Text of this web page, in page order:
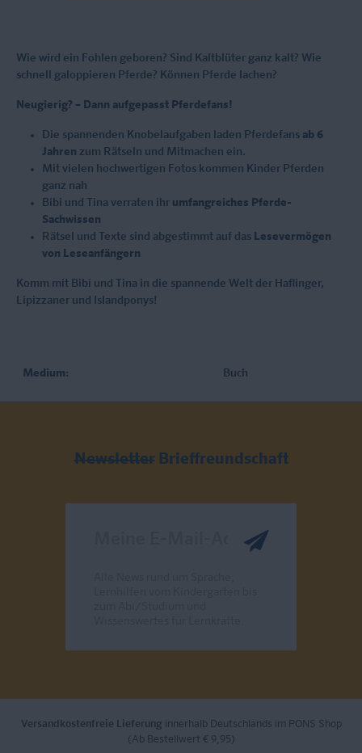
Wie wird ein Fohlen geboren? Sind Kaltblüter ganz kalt? Wie
schnell galoppieren Pferde? Können Pferde lachen?
Neugierig? – Dann aufgepasst Pferdefans!
Die spannenden Knobelaufgaben laden Pferdefans ab 6
Jahren zum Rätseln und Mitmachen ein.
Mit vielen hochwertigen Fotos kommen Kinder Pferden
ganz nah
Bibi und Tina verraten ihr umfangreiches Pferde-
Sachwissen
Rätsel und Texte sind abgestimmt auf das Lesevermögen
von Leseanfängern
Komm mit Bibi und Tina in die spannende Welt der Haflinger,
Lipizzaner und Islandponys!
Medium: Buch
Newsletter Brieffreundschaft
Versandkostenfreie Lieferung innerhalb Deutschlands im PONS Shop
(Ab Bestellwert € 9,95)